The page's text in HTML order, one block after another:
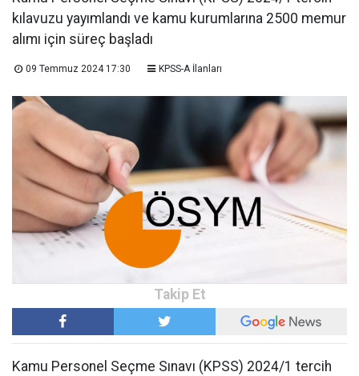
kılavuzu yayımlandı ve kamu kurumlarına 2500 memur
alımı için süreç başladı
09 Temmuz 2024 17:30 KPSS-A İlanları
Kamu Personel Seçme Sınavı (KPSS) 2024/1 tercih